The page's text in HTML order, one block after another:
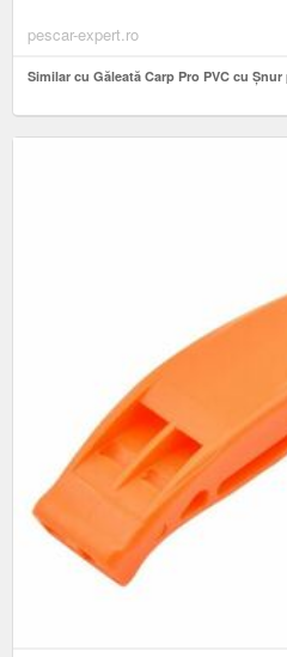
pescar-expert.ro
Similar cu Găleată Carp Pro PVC cu